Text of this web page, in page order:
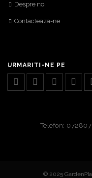
Despre noi
Contacteaza-ne
URMARITI-NE PE
Telefon:
© 2025